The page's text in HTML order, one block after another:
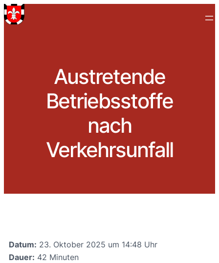
Austretende
Betriebsstoffe
nach
Verkehrsunfall
Datum: 23. Oktober 2025 um 14:48 Uhr
Dauer: 42 Minuten